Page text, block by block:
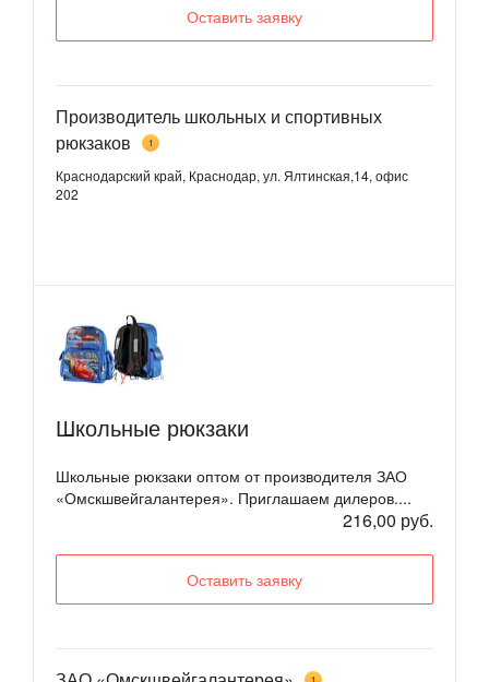
Оставить заявку
Производитель школьных и спортивных
рюкзаков
1
Краснодарский край, Краснодар, ул. Ялтинская,14, офис
202
Школьные рюкзаки
Школьные рюкзаки оптом от производителя ЗАО
«Омскшвейгалантерея». Приглашаем дилеров....
216,00 руб.
Оставить заявку
1